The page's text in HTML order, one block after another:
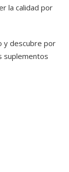
la calidad por
y descubre por
suplementos